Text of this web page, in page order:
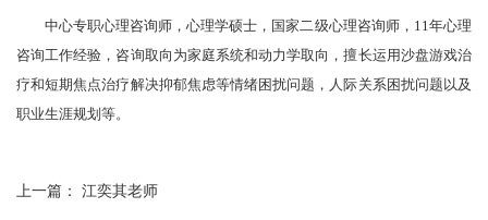
中心专职心理咨询师，心理学硕士，国家二级心理咨询师，11年心理
咨询工作经验，咨询取向为家庭系统和动力学取向，擅长运用沙盘游戏治
疗和短期焦点治疗解决抑郁焦虑等情绪困扰问题，人际关系困扰问题以及
职业生涯规划等。
上一篇： 江奕其老师